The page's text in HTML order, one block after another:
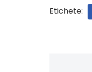
Etichete: